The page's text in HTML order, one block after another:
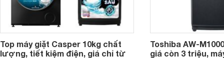
Top máy giặt Casper 10kg chất
lượng, tiết kiệm điện, giá chỉ từ
Toshiba AW-
giá còn 3 triệu,